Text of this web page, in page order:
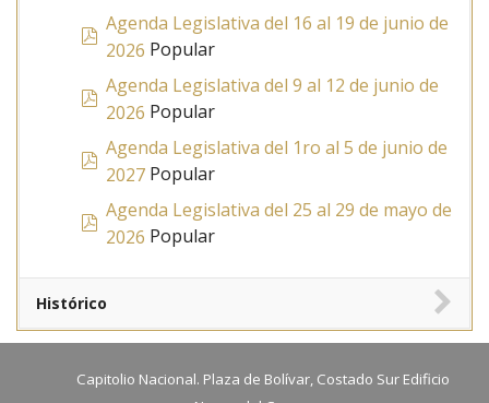
pdf
Agenda Legislativa del 16 al 19 de junio de
2026 Popular
pdf
Agenda Legislativa del 9 al 12 de junio de
2026 Popular
pdf
Agenda Legislativa del 1ro al 5 de junio de
2027 Popular
pdf
Agenda Legislativa del 25 al 29 de mayo de
2026 Popular
Histórico
Capitolio Nacional. Plaza de Bolívar, Costado Sur Edificio